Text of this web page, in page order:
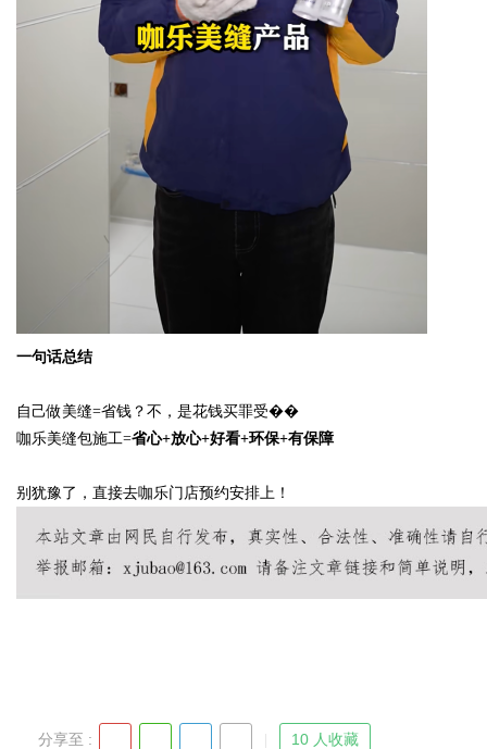
一句话总结
自己做美缝=省钱？不，是花钱买罪受��
咖乐美缝包施工=省心+放心+好看+环保+有保障
别犹豫了，直接去咖乐门店预约安排上！
分享至 : 10 人收藏